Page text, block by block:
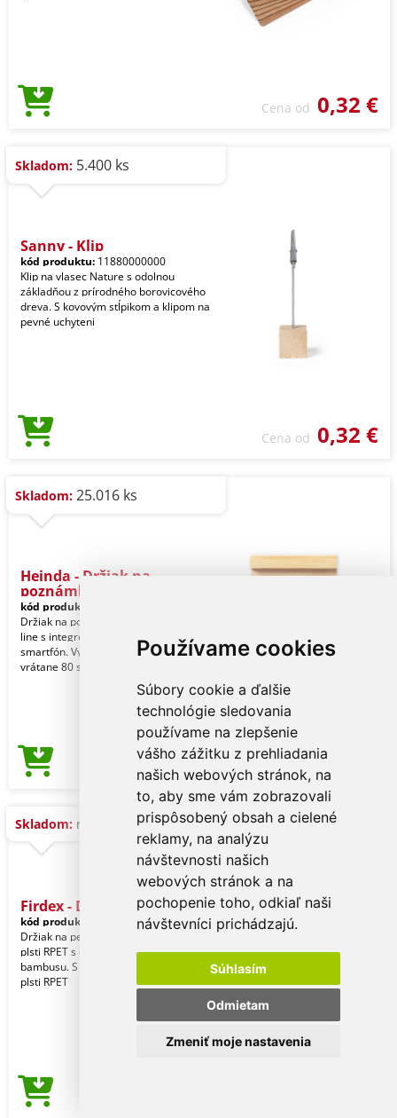
Používame cookies
Súbory cookie a ďalšie
technológie sledovania
používame na zlepšenie
vášho zážitku z prehliadania
našich webových stránok, na
to, aby sme vám zobrazovali
prispôsobený obsah a cielené
reklamy, na analýzu
návštevnosti našich
webových stránok a na
pochopenie toho, odkiaľ naši
návštevníci prichádzajú.
Súhlasím
Odmietam
Zmeniť moje nastavenia
Cena od 0,32 €
Skladom: 5.400 ks
Sanny - Klip
kód produktu: 11880000000
Klip na vlasec Nature s odolnou
základňou z prírodného borovicového
dreva. S kovovým stĺpikom a klipom na
pevné uchyteni
Cena od 0,32 €
Skladom: 25.016 ks
Heinda - Držiak na
poznámkový
kód produktu:
Držiak na poznámkové bloky Nature
line s integrovaným držiakom na
smartfón. Vyrobené z bambusu,
vrátane 80 samolepiacich
Cena od0,91 €
Skladom: na dopyt
Firdex - Držiak na ceruzky
kód produktu:
11877000000
Držiak na pero Nature line vyrobený z
plsti RPET s držiakom na smartfón z
bambusu. S charakteristickým prvkom
plsti RPET